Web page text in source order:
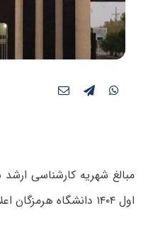
مبالغ شهریه کارشناسی
اول ۱۴۰۴ دانشگاه هرمزگان اعلام شد.